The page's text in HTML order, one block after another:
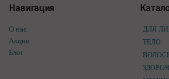
Навигация
О нас
Акции
Блог
ДЛЯ
ТЕЛО